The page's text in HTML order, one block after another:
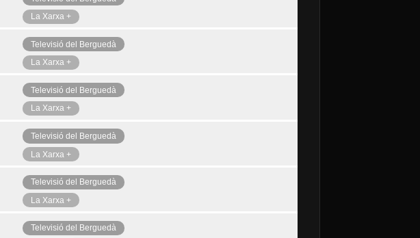
La Xarxa +
Televisió del Berguedà
La Xarxa +
Televisió del Berguedà
La Xarxa +
Televisió del Berguedà
La Xarxa +
Televisió del Berguedà
La Xarxa +
Televisió del Berguedà